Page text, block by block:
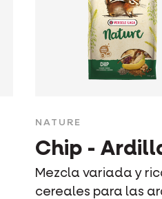
NATURE
Chip -
Mezcla variada y
cereales para las